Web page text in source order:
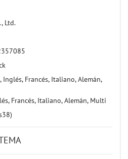
Ltd.
Inglés, Francés, Italiano, Alemán,
Francés, Italiano, Alemán, Multi